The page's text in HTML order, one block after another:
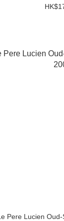
Pere Lucien